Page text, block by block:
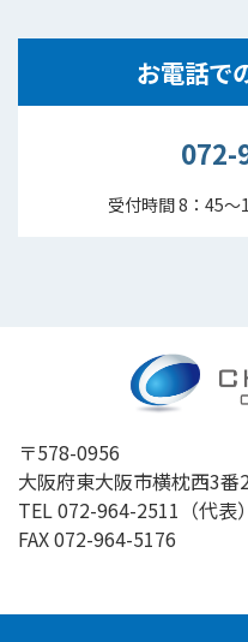
お電話で
072-
受付時間 8：45～
〒578-0956
大阪府東大阪市横枕西3番
TEL072-964-2511 （代表
FAX 072-964-5176